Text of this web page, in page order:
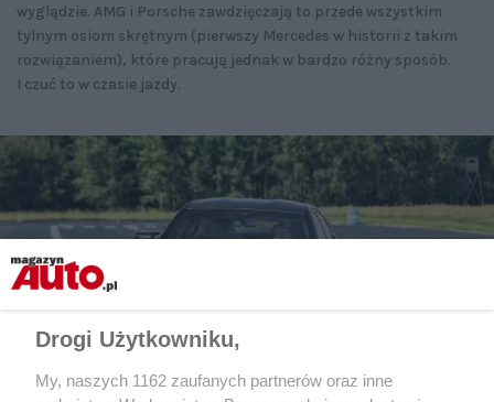
wyglądzie. AMG i Porsche zawdzięczają to przede wszystkim
tylnym osiom skrętnym (pierwszy Mercedes w historii z takim
rozwiązaniem), które pracują jednak w bardzo różny sposób.
I czuć to w czasie jazdy.
Drogi Użytkowniku,
My, naszych 1162 zaufanych partnerów oraz inne